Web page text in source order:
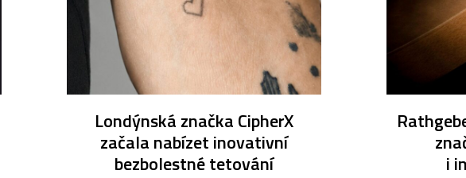
Londýnská značka CipherX
začala nabízet inovativní
bezbolestné tetování i